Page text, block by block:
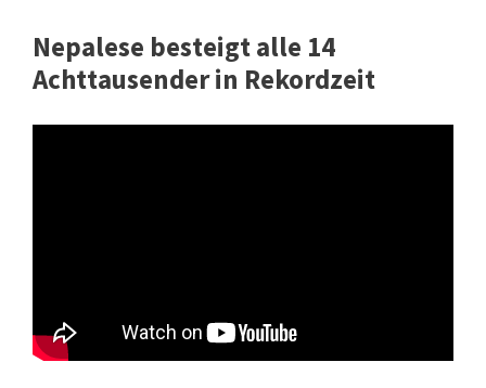
Nepalese besteigt alle 14
Achttausender in Rekordzeit